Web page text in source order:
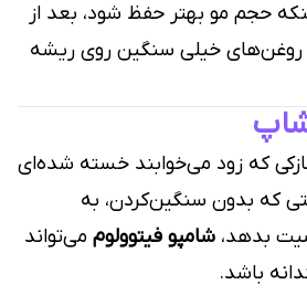
حجم مو بهتر حفظ شود، بعد از
روغن‌های خیلی سنگین روی ریشه
شاپ
که زود می‌خوابند خسته شده‌ای
که بدون سنگین‌کردن، به
بدهد، شامپو فیتوولوم می‌تواند
باشد.